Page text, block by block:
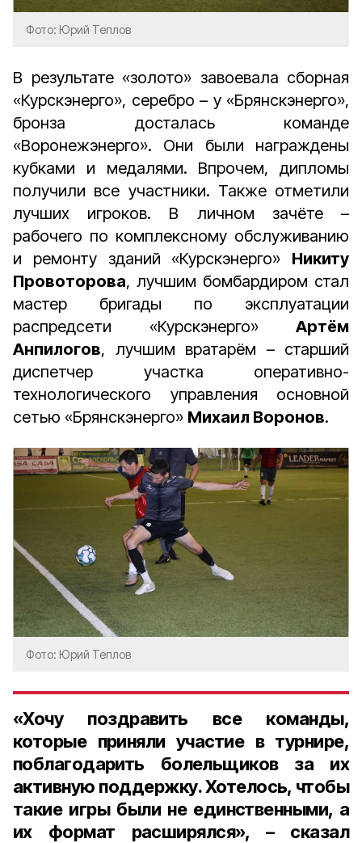
Фото: Юрий Теплов
В результате «золото» завоевала сборная
«Курскэнерго», серебро – у «Брянскэнерго»,
бронза досталась команде
«Воронежэнерго». Они были награждены
кубками и медалями. Впрочем, дипломы
получили все участники. Также отметили
лучших игроков. В личном зачёте –
рабочего по комплексному обслуживанию
и ремонту зданий «Курскэнерго» Никиту
Провоторова, лучшим бомбардиром стал
мастер бригады по эксплуатации
распредсети «Курскэнерго» Артём
Анпилогов, лучшим вратарём – старший
диспетчер участка оперативно-
технологического управления основной
сетью «Брянскэнерго» Михаил Воронов.
Фото: Юрий Теплов
«Хочу поздравить все команды,
которые приняли участие в турнире,
поблагодарить болельщиков за их
активную поддержку. Хотелось, чтобы
такие игры были не единственными, а
их формат расширялся», – сказал